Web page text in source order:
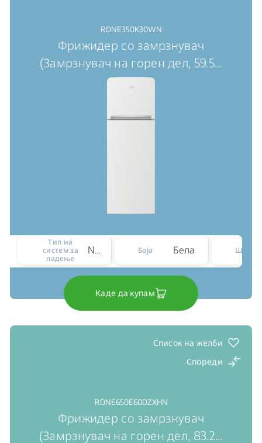
RDNE350K30WN
Фрижидер со замрзнувач
(Замрзнувач на горен дел, 59.5…
Тип на
систем за
ладење
No Frost Боја Бела
Каде да купам
Список на желби
Спореди
RDNE650E60DZXHN
Фрижидер со замрзнувач
(Замрзнувач на горен дел, 83.2…